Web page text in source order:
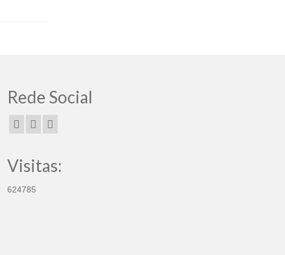
Rede Social
Visitas:
624785